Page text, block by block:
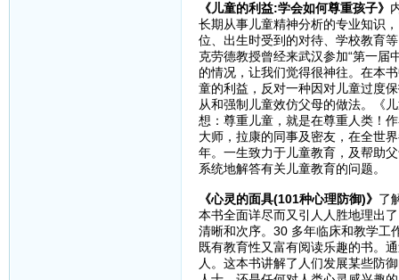
《儿童的利益:学会如何尊重孩子》
长期从事儿童精神分析的专业知识
位、出生时受到的对待、学校教育
克劳德教授曾经来武汉参加“第一届
的情况，让我们觉得很神往。在本
童的利益，反对一种因对儿童过度
从和强制儿童效仿父母的做法。《
想：尊重儿童，就是在尊重人类！
大师，拉康的同事及密友，在全世
年。一生致力于儿童教育，及帮助
系统地解答有关儿童教育的问题。
《心灵的面具(101种心理防御)》 了
本书全面详尽而又引人人胜地理
清晰和次序。30 多年临床和教学工
既有教育性又富有阅读乐趣的书。
人。这本书讲解了人们发展某些防